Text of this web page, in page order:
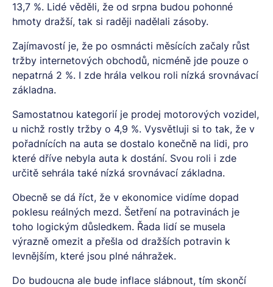
13,7 %. Lidé věděli, že od srpna budou pohonné
hmoty dražší, tak si raději nadělali zásoby.
Zajímavostí je, že po osmnácti měsících začaly růst
tržby internetových obchodů, nicméně jde pouze o
nepatrná 2 %. I zde hrála velkou roli nízká srovnávací
základna.
Samostatnou kategorií je prodej motorových vozidel,
u nichž rostly tržby o 4,9 %. Vysvětluji si to tak, že v
pořadnících na auta se dostalo konečně na lidi, pro
které dříve nebyla auta k dostání. Svou roli i zde
určitě sehrála také nízká srovnávací základna.
Obecně se dá říct, že v ekonomice vidíme dopad
poklesu reálných mezd. Šetření na potravinách je
toho logickým důsledkem. Řada lidí se musela
výrazně omezit a přešla od dražších potravin k
levnějším, které jsou plné náhražek.
Do budoucna ale bude inflace slábnout, tím skončí